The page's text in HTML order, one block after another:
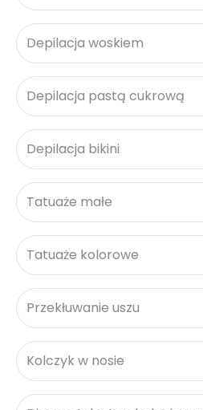
Depilacja woskiem
Depilacja pastą cukrową
Depilacja bikini
Tatuaże małe
Tatuaże kolorowe
Przekłuwanie uszu
Kolczyk w nosie